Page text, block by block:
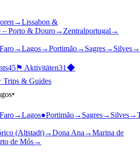
→Lissabon &
– Porto & Douro→ Zentralportugal →
Faro→Lagos→Portimão→ Sagres→ Silves→
45⚑ Aktivitäten31 ◆
Trips & Guides
▾
Faro→Lagos●Portimão→ Sagres→ Silves→
(Altstadt)→Dona Ana →Marina de
de Mós→